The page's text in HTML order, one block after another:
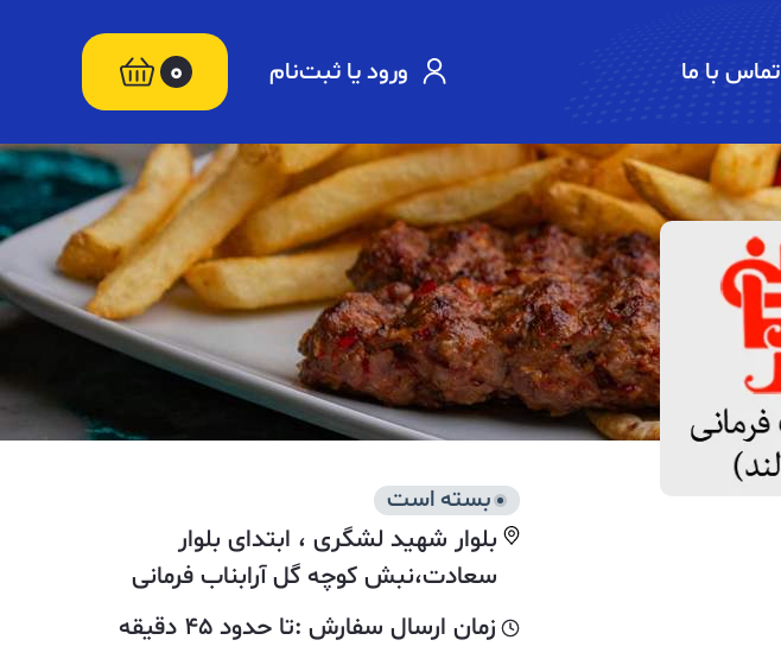
تماس با ما ورود یا ثبت‌نام 0
بسته است
بلوار شهيد لشگرى ، ابتدای بلوار
سعادت،نبش کوچه گل آرابناب فرمانى
زمان ارسال سفارش :تا حدود 45 دقیقه